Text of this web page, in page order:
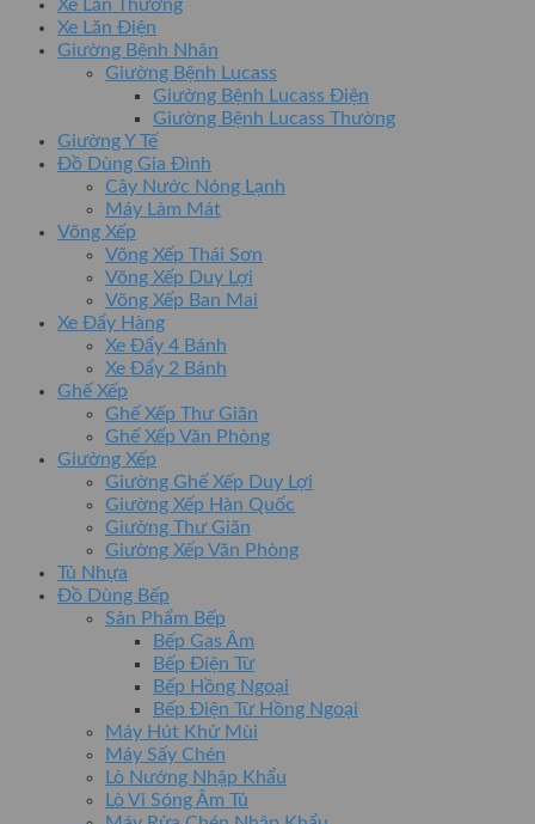
Xe Lăn Thường
Xe Lăn Điện
Giường Bệnh Nhân
Giường Bệnh Lucass
Giường Bệnh Lucass Điện
Giường Bệnh Lucass Thường
Giường Y Tế
Đồ Dùng Gia Đình
Cây Nước Nóng Lạnh
Máy Làm Mát
Võng Xếp
Võng Xếp Thái Sơn
Võng Xếp Duy Lợi
Võng Xếp Ban Mai
Xe Đẩy Hàng
Xe Đẩy 4 Bánh
Xe Đẩy 2 Bánh
Ghế Xếp
Ghế Xếp Thư Giãn
Ghế Xếp Văn Phòng
Giường Xếp
Giường Ghế Xếp Duy Lợi
Giường Xếp Hàn Quốc
Giường Thư Giãn
Giường Xếp Văn Phòng
Tủ Nhựa
Đồ Dùng Bếp
Sản Phẩm Bếp
Bếp Gas Âm
Bếp Điện Từ
Bếp Hồng Ngoại
Bếp Điện Từ Hồng Ngoại
Máy Hút Khử Mùi
Máy Sấy Chén
Lò Nướng Nhập Khẩu
Lò Vi Sóng Âm Tủ